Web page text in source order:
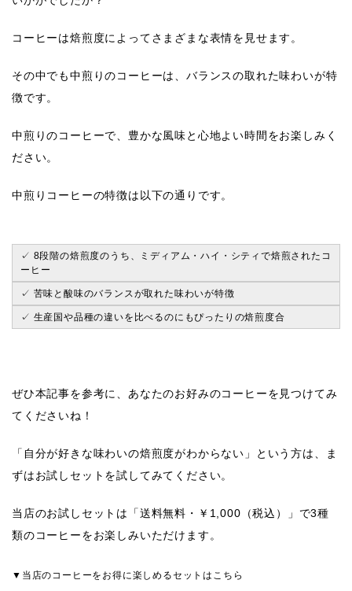
コーヒーは焙煎度によってさまざまな表情を見せます。
その中でも中煎りのコーヒーは、 バランスの取れた味わいが特
徴です。
中煎りのコーヒーで、豊かな風味と心地よい時間をお楽しみく
ださい。
中煎りコーヒーの特徴は以下の通りです。
✓ 8段階の焙煎度のうち、ミディアム・ハイ・シティで焙煎されたコ
ーヒー
✓ 苦味と酸味のバランスが取れた味わいが特徴
✓ 生産国や品種の違いを比べるのにもぴったりの焙煎度合
ぜひ本記事を参考に、あなたのお好みのコーヒーを見つけてみ
てくださいね！
「自分が好きな味わいの焙煎度がわからない」という方は、ま
ずはお試しセットを試してみてください。
当店のお試しセットは「送料無料・￥1,000（税込）」で3種
類のコーヒーをお楽しみいただけます。
▼当店のコーヒーをお得に楽しめるセットはこちら